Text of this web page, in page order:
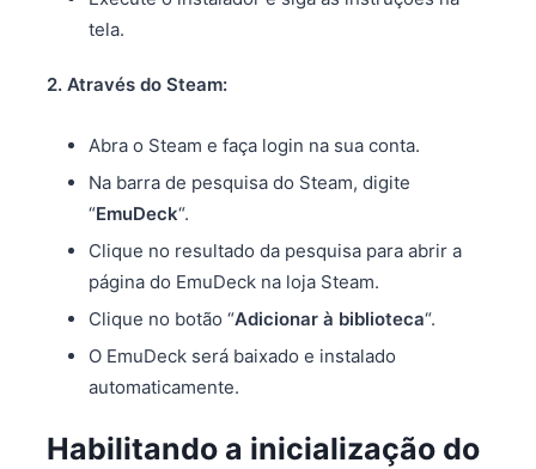
tela.
2. Através do Steam:
Abra o Steam e faça login na sua conta.
Na barra de pesquisa do Steam, digite
“EmuDeck“.
Clique no resultado da pesquisa para abrir a
página do EmuDeck na loja Steam.
Clique no botão “Adicionar à biblioteca“.
O EmuDeck será baixado e instalado
automaticamente.
Habilitando a inicialização do